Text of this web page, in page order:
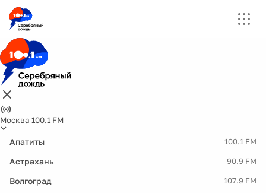
Москва 100.1 FM
Апатиты 100.1 FM
Астрахань 90.9 FM
Волгоград 107.9 FM